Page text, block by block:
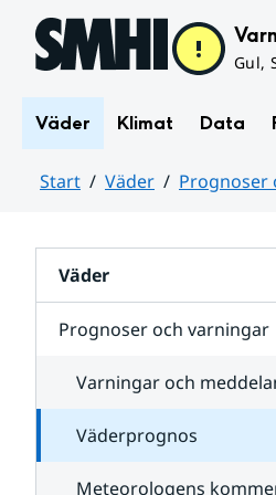
Hoppa till sidans innehåll
Gul,
Väder Klimat Data
Start Väder Prognoser
Väder
Prognoser och varningar
Varningar och
Väderprognos
Meteorologens